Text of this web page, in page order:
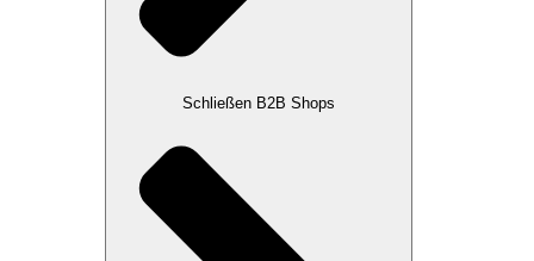
Schließen B2B Shops